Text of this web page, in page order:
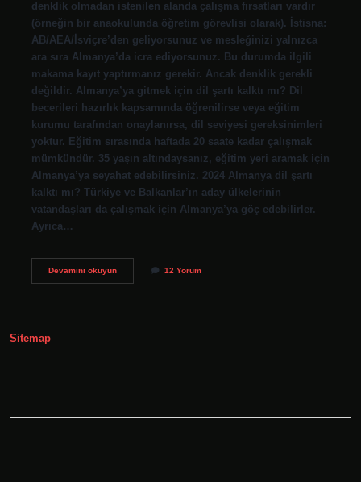
denklik olmadan istenilen alanda çalışma fırsatları vardır
(örneğin bir anaokulunda öğretim görevlisi olarak). İstisna:
AB/AEA/İsviçre’den geliyorsunuz ve mesleğinizi yalnızca
ara sıra Almanya’da icra ediyorsunuz. Bu durumda ilgili
makama kayıt yaptırmanız gerekir. Ancak denklik gerekli
değildir. Almanya’ya gitmek için dil şartı kalktı mı? Dil
becerileri hazırlık kapsamında öğrenilirse veya eğitim
kurumu tarafından onaylanırsa, dil seviyesi gereksinimleri
yoktur. Eğitim sırasında haftada 20 saate kadar çalışmak
mümkündür. 35 yaşın altındaysanız, eğitim yeri aramak için
Almanya’ya seyahat edebilirsiniz. 2024 Almanya dil şartı
kalktı mı? Türkiye ve Balkanlar’ın aday ülkelerinin
vatandaşları da çalışmak için Almanya’ya göç edebilirler.
Ayrıca…
Devamını okuyunAlmanyaya
12 Yorum
Sitemap